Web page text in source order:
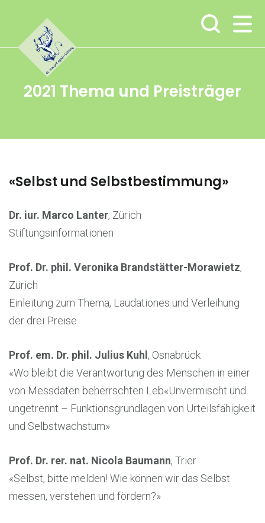
Hauptnavigation
springen
springen
springen
2021 Thema und Preisträger
«Selbst und Selbstbestimmung»
Dr. iur. Marco Lanter, Zürich
Stiftungsinformationen
Prof. Dr. phil. Veronika Brandstätter-Morawietz,
Zürich
Einleitung zum Thema, Laudationes und Verleihung
der drei Preise
Prof. em. Dr. phil. Julius Kuhl , Osnabrück
«Wo bleibt die Verantwortung des Menschen in einer
von Messdaten beherrschten Leb«Unvermischt und
ungetrennt – Funktionsgrundlagen von Urteilsfähigkeit
und Selbstwachstum»
Prof. Dr. rer. nat. Nicola Baumann, Trier
«Selbst, bitte melden! Wie können wir das Selbst
messen, verstehen und fördern?»